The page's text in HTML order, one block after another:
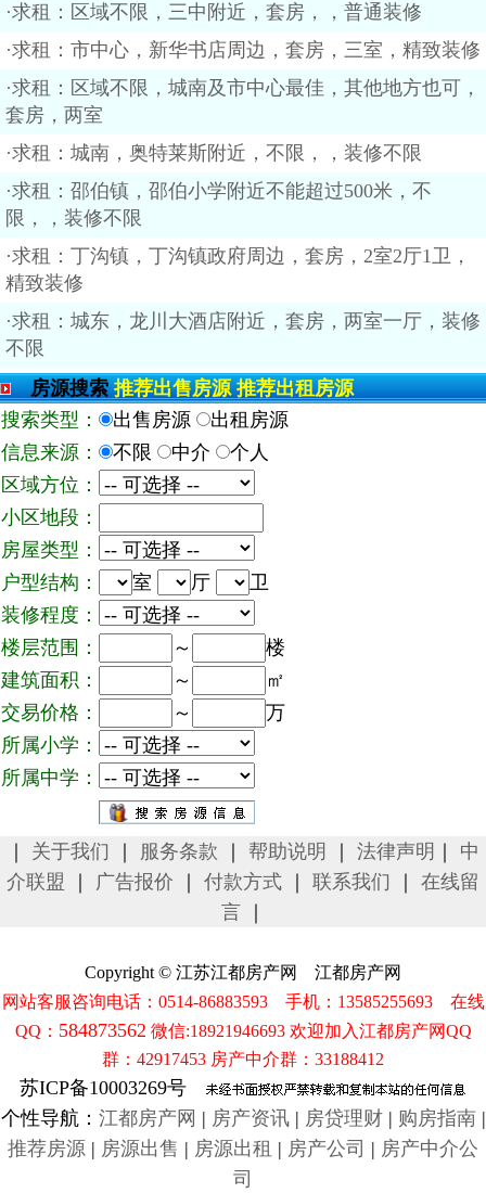
·求租：区域不限，三中附近，套房，，普通装修
·求租：市中心，新华书店周边，套房，三室，精致装修
·求租：区域不限，城南及市中心最佳，其他地方也可，
套房，两室
·求租：城南，奥特莱斯附近，不限，，装修不限
·求租：邵伯镇，邵伯小学附近不能超过500米，不
限，，装修不限
·求租：丁沟镇，丁沟镇政府周边，套房，2室2厅1卫，
精致装修
·求租：城东，龙川大酒店附近，套房，两室一厅，装修
不限
房源搜索 推荐出售房源 推荐出租房源
搜索类型：
出售房源
出租房源
信息来源：
不限 中介
个人
区域方位：
小区地段：
房屋类型：
户型结构：
室 厅
卫
装修程度：
楼层范围：
～
楼
建筑面积：
～
㎡
交易价格：
～
万
所属小学：
所属中学：
关于我们 服务条款 帮助说明 法律声明
中
介联盟
广告报价 付款方式 联系我们
在线留
言｜
Copyright © 江苏江都房产网 江都房产网
网站客服咨询电话：0514-86883593 手机：13585255693 在线
QQ： 584873562 微信:18921946693 欢迎加入江都房产网QQ
群：42917453 房产中介群：33188412
苏ICP备10003269号
个性导航： 江都房产网 | 房产资讯| 房贷理财| 购房指南 |
推荐房源 | 房源出售 | 房源出租 | 房产公司 | 房产中介公
司